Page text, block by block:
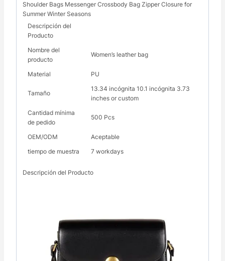
Shoulder Bags Messenger Crossbody Bag Zipper Closure for
Summer Winter Seasons
Descripción del
Producto
Nombre del
producto
Women’s leather bag
Material PU
Tamaño
13.34 incógnita 10.1 incógnita 3.73
inches or custom
Cantidad mínima
de pedido
500 Pcs
OEM/ODM
Aceptable
tiempo de muestra
7 workdays
Descripción del Producto